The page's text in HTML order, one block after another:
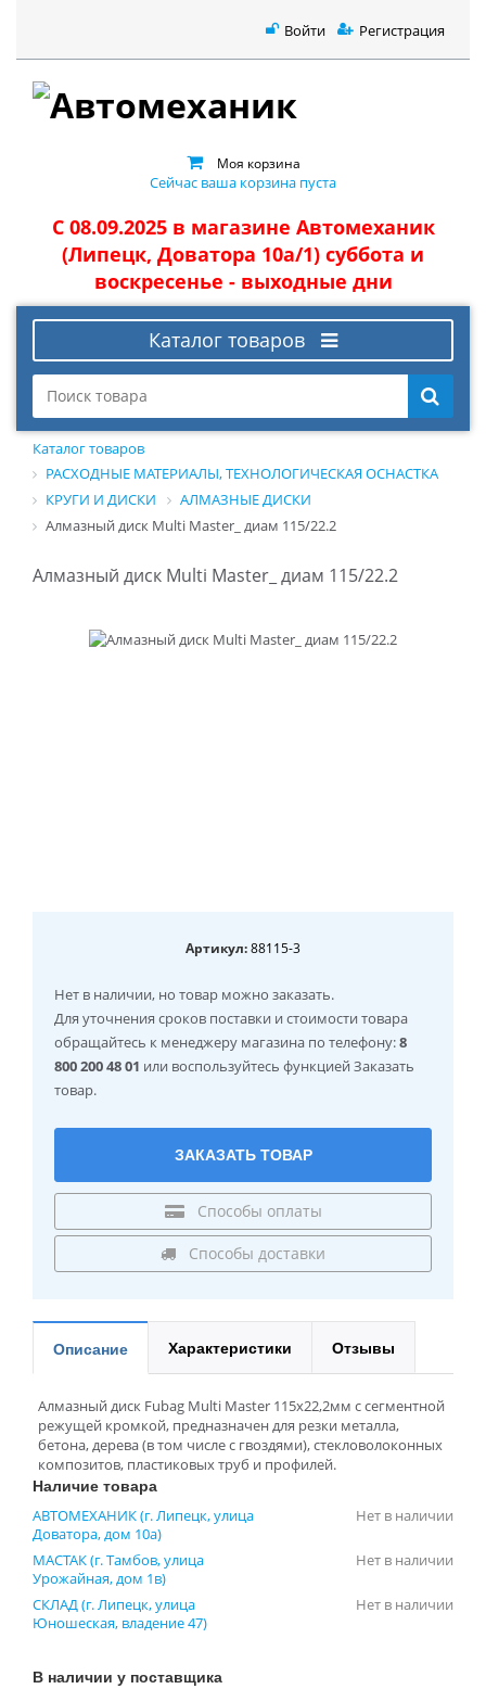
Войти Регистрация
Моя корзина
Сейчас ваша корзина пуста
С 08.09.2025 в магазине Автомеханик
(Липецк, Доватора 10а/1) суббота и
воскресенье - выходные дни
Каталог товаров
Каталог товаров
РАСХОДНЫЕ МАТЕРИАЛЫ, ТЕХНОЛОГИЧЕСКАЯ ОСНАСТКА
КРУГИ И ДИСКИ
АЛМАЗНЫЕ ДИСКИ
Алмазный диск Multi Master_ диам 115/22.2
Алмазный диск Multi Master_ диам 115/22.2
Артикул:88115-3
Нет в наличии, но товар можно заказать.
Для уточнения сроков поставки и стоимости товара
обращайтесь к менеджеру магазина по телефону:8
800 200 48 01 или воспользуйтесь функцией Заказать
товар.
ЗАКАЗАТЬ ТОВАР
Способы оплаты
Способы доставки
Описание Характеристики Отзывы
Алмазный диск Fubag Multi Master 115x22,2мм с сегментной
режущей кромкой, предназначен для резки металла,
бетона, дерева (в том числе с гвоздями), стекловолоконных
композитов, пластиковых труб и профилей.
Наличие товара
АВТОМЕХАНИК (г. Липецк, улица
Доватора, дом 10а)
Нет в наличии
МАСТАК (г. Тамбов, улица
Урожайная, дом 1в)
Нет в наличии
СКЛАД (г. Липецк, улица
Юношеская, владение 47)
Нет в наличии
В наличии у поставщика